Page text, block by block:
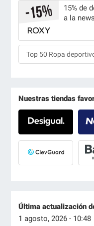
15% de
a la
Top 50 Ropa
Nuestras tiendas
Última actualización
1 agosto, 2026 - 10:48